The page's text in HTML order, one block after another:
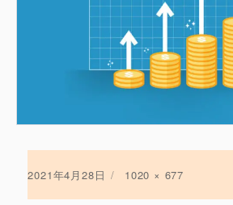
投
2021年4月28日
フ
1020 × 677